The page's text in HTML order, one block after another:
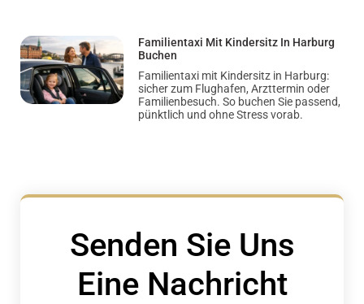
Familientaxi Mit Kindersitz In Harburg
Buchen
Familientaxi mit Kindersitz in Harburg:
sicher zum Flughafen, Arzttermin oder
Familienbesuch. So buchen Sie passend,
pünktlich und ohne Stress vorab.
Senden Sie Uns
Eine Nachricht